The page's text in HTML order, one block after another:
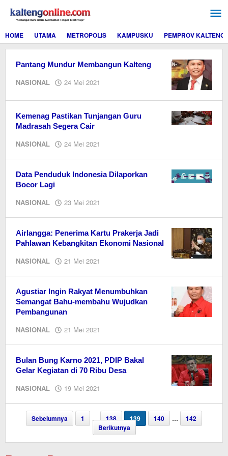
konten
HOME
UTAMA METROPOLIS KAMPUSKU PEMPROV KALTENG
Pantang Mundur Membangun Kalteng
NASIONAL 24 Mei 2021
kaltengonline.com
Kemenag Pastikan Tunjangan Guru
Madrasah Segera Cair
NASIONAL 24 Mei 2021
Data Penduduk Indonesia Dilaporkan
Bocor Lagi
NASIONAL 23 Mei 2021
Airlangga: Penerima Kartu Prakerja Jadi
Pahlawan Kebangkitan Ekonomi Nasional
NASIONAL 21 Mei 2021
kaltengonline.com
Agustiar Ingin Rakyat Menumbuhkan
Semangat Bahu-membahu Wujudkan
Pembangunan
NASIONAL 21 Mei 2021
kaltengonline.com
Bulan Bung Karno 2021, PDIP Bakal
Gelar Kegiatan di 70 Ribu Desa
NASIONAL 19 Mei 2021
Sebelumnya 1 … 138 139 140 …
142
Berikutnya